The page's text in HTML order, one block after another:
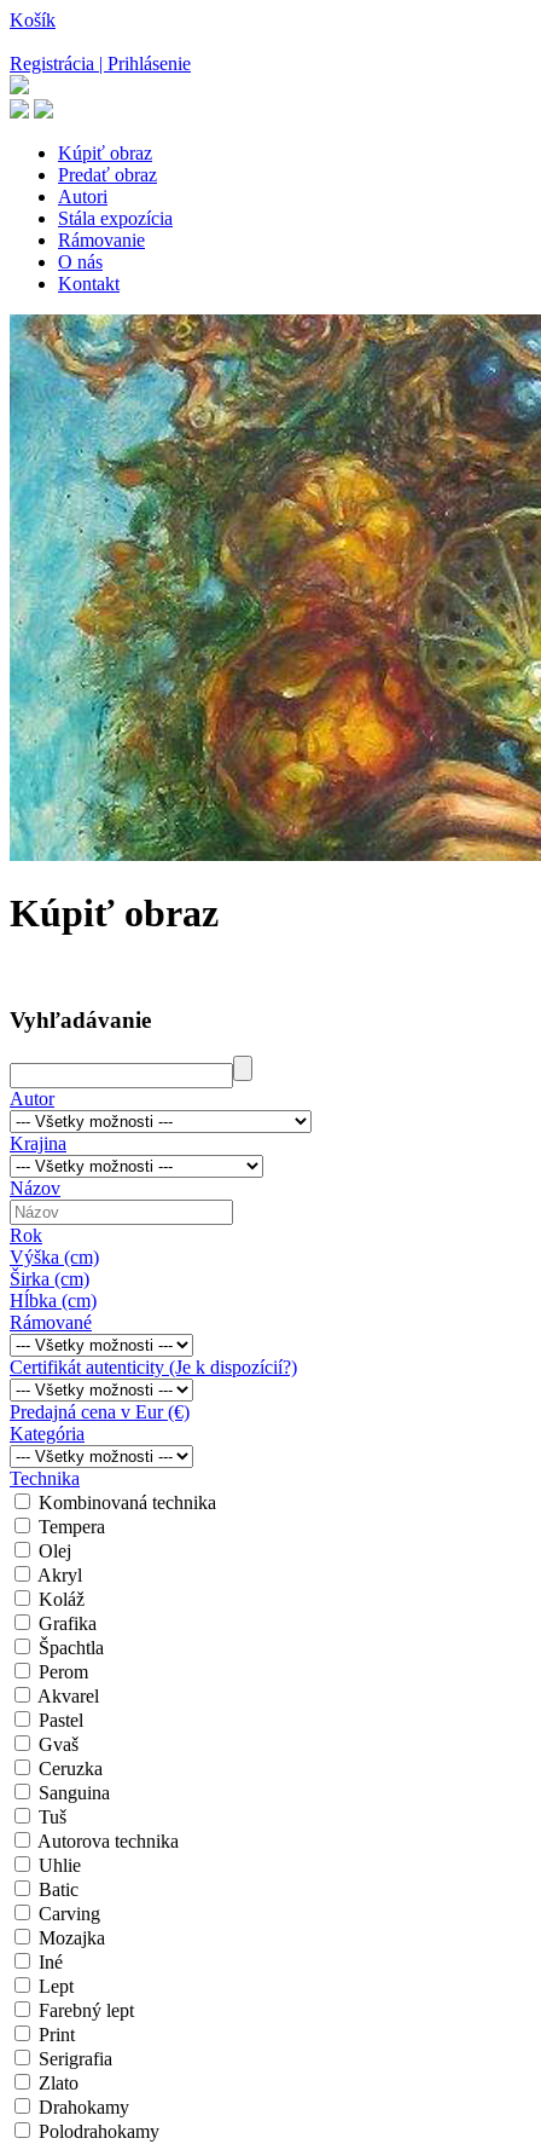
Košík
Registrácia | Prihlásenie
Kúpiť obraz
Predať obraz
Autori
Stála expozícia
Rámovanie
O nás
Kontakt
Kúpiť obraz
Vyhľadávanie
Autor
Krajina
Názov
Rok
Výška (cm)
Širka (cm)
Hĺbka (cm)
Rámované
Certifikát autenticity (Je k dispozícií?)
Predajná cena v Eur (€)
Kategória
Technika
Kombinovaná technika
Tempera
Olej
Akryl
Koláž
Grafika
Špachtla
Perom
Akvarel
Pastel
Gvaš
Ceruzka
Sanguina
Tuš
Autorova technika
Uhlie
Batic
Carving
Mozajka
Iné
Lept
Farebný lept
Print
Serigrafia
Zlato
Drahokamy
Polodrahokamy